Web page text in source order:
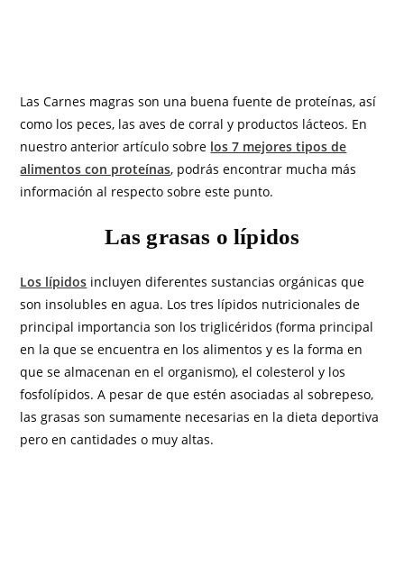
Las Carnes magras son una buena fuente de proteínas, así
como los peces, las aves de corral y productos lácteos. En
nuestro anterior artículo sobre los 7 mejores tipos de
alimentos con proteínas, podrás encontrar mucha más
información al respecto sobre este punto.
Las grasas o lípidos
Los lípidos incluyen diferentes sustancias orgánicas que
son insolubles en agua. Los tres lípidos nutricionales de
principal importancia son los triglicéridos (forma principal
en la que se encuentra en los alimentos y es la forma en
que se almacenan en el organismo), el colesterol y los
fosfolípidos. A pesar de que estén asociadas al sobrepeso,
las grasas son sumamente necesarias en la dieta deportiva
pero en cantidades o muy altas.